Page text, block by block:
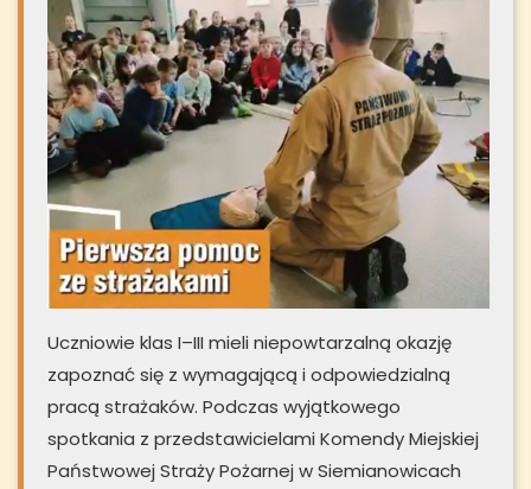
Uczniowie klas I–III mieli niepowtarzalną okazję
zapoznać się z wymagającą i odpowiedzialną
pracą strażaków. Podczas wyjątkowego
spotkania z przedstawicielami Komendy Miejskiej
Państwowej Straży Pożarnej w Siemianowicach